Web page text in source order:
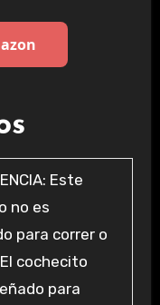
Este
no es
para correr o
cochecito
para